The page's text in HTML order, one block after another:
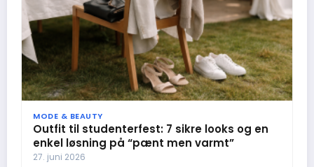
MODE & BEAUTY
Outfit til studenterfest: 7 sikre looks og en
enkel løsning på “pænt men varmt”
27. juni 2026